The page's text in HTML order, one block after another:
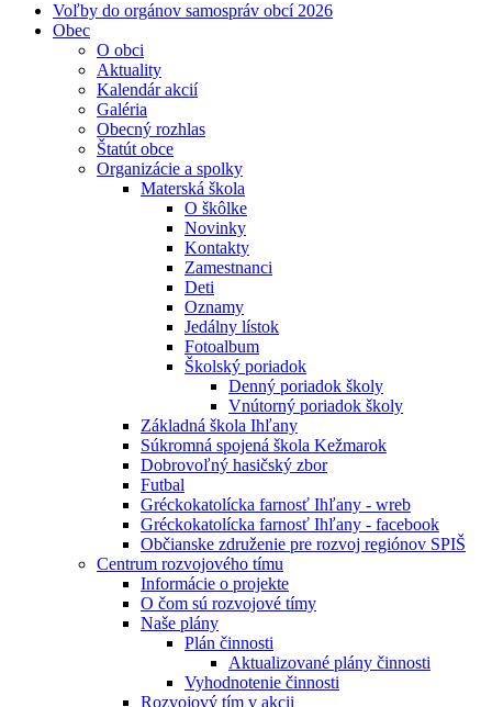
Voľby do orgánov samospráv obcí 2026
Obec
O obci
Aktuality
Kalendár akcií
Galéria
Obecný rozhlas
Štatút obce
Organizácie a spolky
Materská škola
O škôlke
Novinky
Kontakty
Zamestnanci
Deti
Oznamy
Jedálny lístok
Fotoalbum
Školský poriadok
Denný poriadok školy
Vnútorný poriadok školy
Základná škola Ihľany
Súkromná spojená škola Kežmarok
Dobrovoľný hasičský zbor
Futbal
Gréckokatolícka farnosť Ihľany - wreb
Gréckokatolícka farnosť Ihľany - facebook
Občianske združenie pre rozvoj regiónov SPIŠ
Centrum rozvojového tímu
Informácie o projekte
O čom sú rozvojové tímy
Naše plány
Plán činnosti
Aktualizované plány činnosti
Vyhodnotenie činnosti
Rozvojový tím v akcii